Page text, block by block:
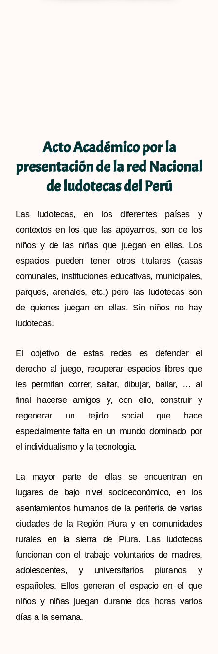
Acto Académico por la
presentación de la red Nacional
de ludotecas del Perú
Las ludotecas, en los diferentes países y
contextos en los que las apoyamos, son de los
niños y de las niñas que juegan en ellas. Los
espacios pueden tener otros titulares (casas
comunales, instituciones educativas, municipales,
parques, arenales, etc.) pero las ludotecas son
de quienes juegan en ellas. Sin niños no hay
ludotecas.
El objetivo de estas redes es defender el
derecho al juego, recuperar espacios libres que
les permitan correr, saltar, dibujar, bailar, … al
final hacerse amigos y, con ello, construir y
regenerar un tejido social que hace
especialmente falta en un mundo dominado por
el individualismo y la tecnología.
La mayor parte de ellas se encuentran en
lugares de bajo nivel socioeconómico, en los
asentamientos humanos de la periferia de varias
ciudades de la Región Piura y en comunidades
rurales en la sierra de Piura. Las ludotecas
funcionan con el trabajo voluntarios de madres,
adolescentes, y universitarios piuranos y
españoles. Ellos generan el espacio en el que
niños y niñas juegan durante dos horas varios
días a la semana.